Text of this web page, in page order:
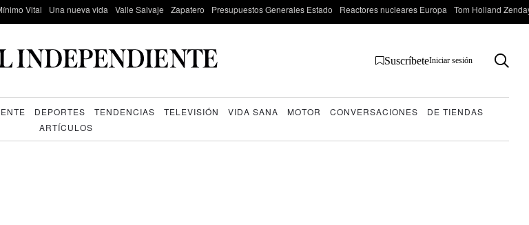
Vital Una nueva vida Valle Salvaje Zapatero Presupuestos Generales Estado Reactores nucleares Europa Tom Holland
SuscríbeteIniciar sesión
DEPORTES TENDENCIAS TELEVISIÓN VIDA SANA MOTOR CONVERSACIONES
DE TIENDAS
ARTÍCULOS